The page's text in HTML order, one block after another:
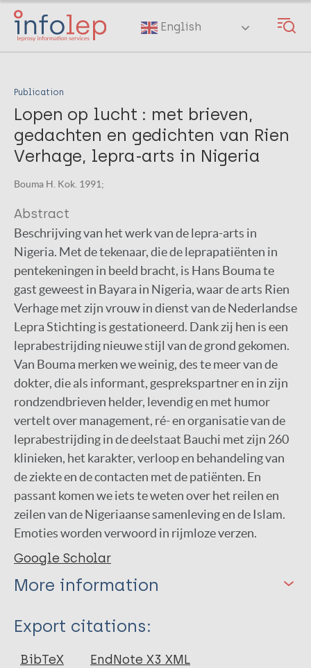
Skip
main
English
Publication
Lopen op lucht : met brieven,
gedachten en gedichten van Rien
Verhage, lepra-arts in Nigeria
Bouma H. Kok. 1991;
Abstract
Beschrijving van het werk van de lepra-arts in
Nigeria. Met de tekenaar, die de leprapatiënten in
pentekeningen in beeld bracht, is Hans Bouma te
gast geweest in Bayara in Nigeria, waar de arts Rien
Verhage met zijn vrouw in dienst van de Nederlandse
Lepra Stichting is gestationeerd. Dank zij hen is een
leprabestrijding nieuwe stijl van de grond gekomen.
Van Bouma merken we weinig, des te meer van de
dokter, die als informant, gesprekspartner en in zijn
rondzendbrieven helder, levendig en met humor
vertelt over management, ré- en organisatie van de
leprabestrijding in de deelstaat Bauchi met zijn 260
klinieken, het karakter, verloop en behandeling van
de ziekte en de contacten met de patiënten. En
passant komen we iets te weten over het reilen en
zeilen van de Nigeriaanse samenleving en de Islam.
Emoties worden verwoord in rijmloze verzen.
Google Scholar
More information
Type
Book
Export citations:
BibTeX
EndNote X3 XML